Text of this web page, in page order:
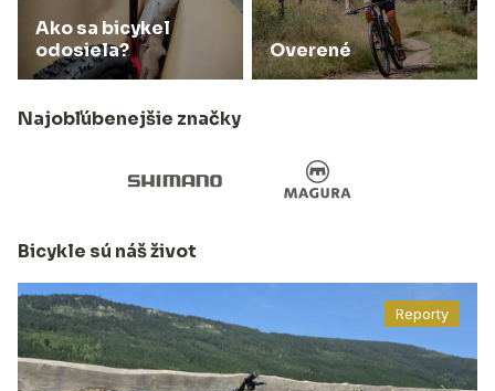
Ako sa bicykel
odosiela?
Overené
Najobľúbenejšie značky
Bicykle sú náš život
Reporty